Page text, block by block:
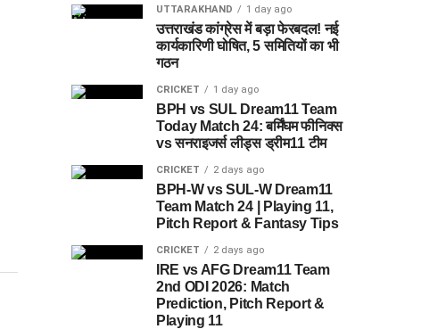
UTTARAKHAND 1 day ago
उत्तराखंड कांग्रेस में बड़ा फेरबदल! नई
कार्यकारिणी घोषित, 5 समितियों का भी
गठन
CRICKET 1 day ago
BPH vs SUL Dream11 Team
Today Match 24: बर्मिंघम फीनिक्स
vs सनराइजर्स लीड्स ड्रीम11 टीम
CRICKET 2 days ago
BPH-W vs SUL-W Dream11
Team Match 24 | Playing 11,
Pitch Report & Fantasy Tips
CRICKET 2 days ago
IRE vs AFG Dream11 Team
2nd ODI 2026: Match
Prediction, Pitch Report &
Playing 11